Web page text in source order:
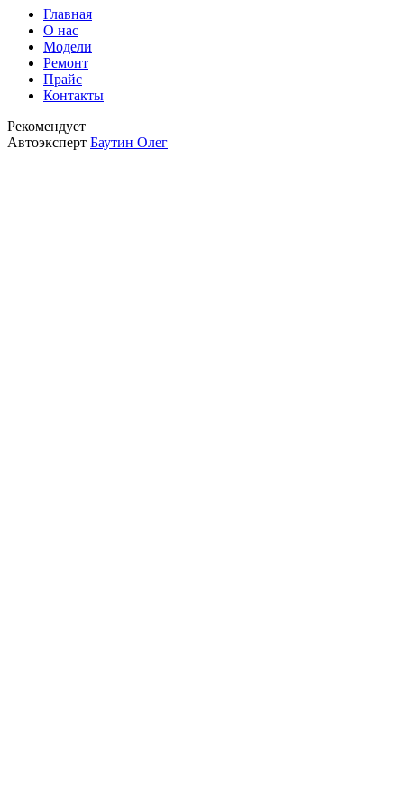
Главная
О нас
Модели
Ремонт
Прайс
Контакты
Рекомендует
Автоэксперт Баутин Олег